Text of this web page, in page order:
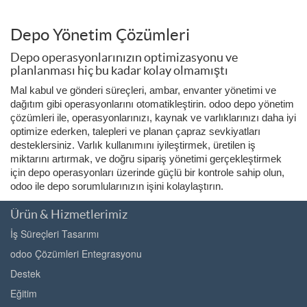
Depo Yönetim Çözümleri
Depo operasyonlarınızın optimizasyonu ve
planlanması hiç bu kadar kolay olmamıştı
Mal kabul ve gönderi süreçleri, ambar, envanter yönetimi ve
dağıtım gibi operasyonlarını otomatikleştirin. odoo depo yönetim
çözümleri ile, operasyonlarınızı, kaynak ve varlıklarınızı daha iyi
optimize ederken, talepleri ve planan çapraz sevkiyatları
desteklersiniz. Varlık kullanımını iyileştirmek, üretilen iş
miktarını artırmak, ve doğru sipariş yönetimi gerçekleştirmek
için depo operasyonları üzerinde güçlü bir kontrole sahip olun,
odoo ile depo sorumlularınızın işini kolaylaştırın.
Ürün & Hizmetlerimiz
İş Süreçleri Tasarımı
odoo Çözümleri Entegrasyonu
Destek
Eğitim